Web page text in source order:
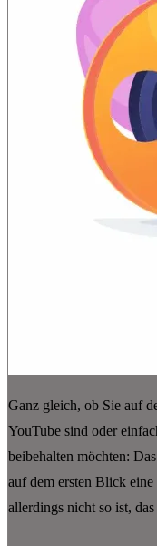
Ganz gleich, ob Sie auf
YouTube sind oder
beibehalten möchten:
auf dem ersten Blick
allerdings nicht so ist,